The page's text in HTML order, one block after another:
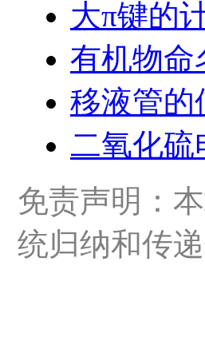
大π键的
有机物命
移液管的
二氧化硫
免责声明：
统归纳和传